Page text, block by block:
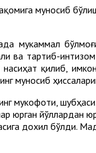
муносиб
мукаммал
ва тартиб-
қилиб,
муносиб
мукофоти,
юрган йўллардан
дохил бўлди.